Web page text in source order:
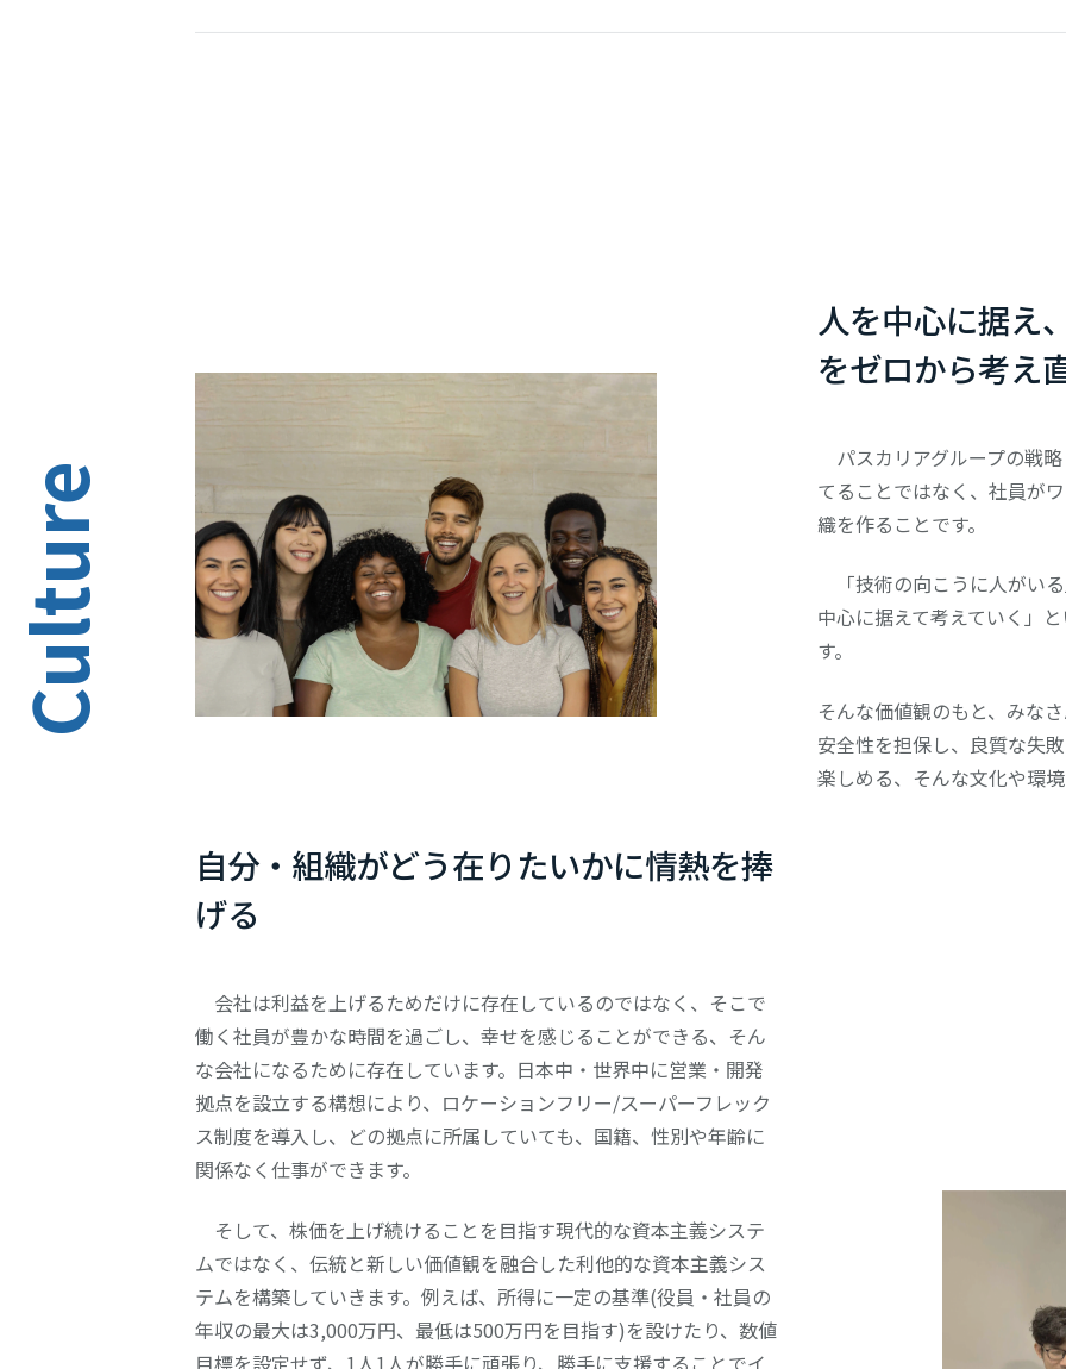
Culture
人を中心に据え
をゼロから考え
パスカリアグループの戦
てることではなく、社員が
織を作ることです。
「技術の向こうに人がい
中心に据えて考えていく」
す。
そんな価値観のもと、みな
安全性を担保し、良質な失
楽しめる、そんな⽂化や環
自分・組織がどう在りたいかに情熱を捧
げる
会社は利益を上げるためだけに存在しているのではなく、そこで
働く社員が豊かな時間を過ごし、幸せを感じることができる、そん
な会社になるために存在しています。日本中・世界中に営業・開発
拠点を設⽴する構想により、ロケーションフリー/スーパーフレック
ス制度を導入し、どの拠点に所属していても、国籍、性別や年齢に
関係なく仕事ができます。
そして、株価を上げ続けることを目指す現代的な資本主義システ
ムではなく、伝統と新しい価値観を融合した利他的な資本主義シス
テムを構築していきます。例えば、所得に一定の基準(役員・社員の
年収の最⼤は3,000万円、最低は500万円を目指す)を設けたり、数値
目標を設定せず、1人1人が勝手に頑張り、勝手に支援することでイ